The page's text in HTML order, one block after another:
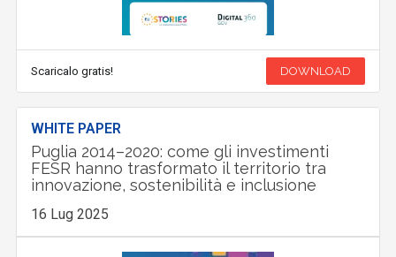
Scaricalo gratis! DOWNLOAD
WHITE PAPER
Puglia 2014–2020: come gli investimenti
FESR hanno trasformato il territorio tra
innovazione, sostenibilità e inclusione
16 Lug 2025